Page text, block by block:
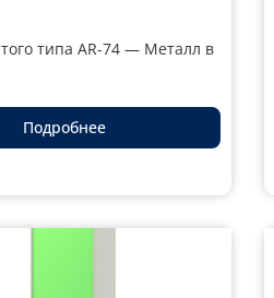
типа AR-74 — Металл в
Подробнее